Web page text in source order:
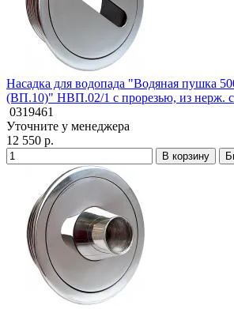
Насадка для водопада "Водяная пушка
(ВП.10)" НВП.02/1 с прорезью, из нерж.
0319461
Уточните у менеджера
12 550 р.
В корзину